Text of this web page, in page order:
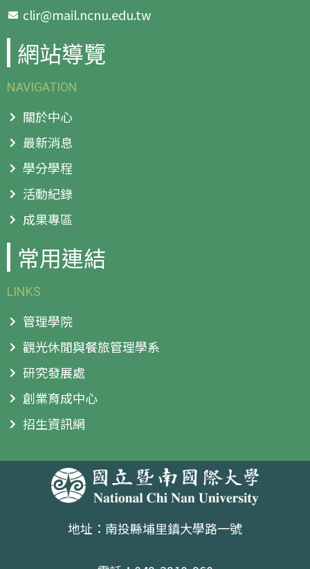
clir@mail.ncnu.edu.tw
網站導覽
NAVIGATION
關於中心
最新消息
學分學程
活動紀錄
成果專區
常用連結
LINKS
管理學院
觀光休閒與餐旅管理學系
研究發展處
創業育成中心
招生資訊網
地址：南投縣埔里鎮大學路一號